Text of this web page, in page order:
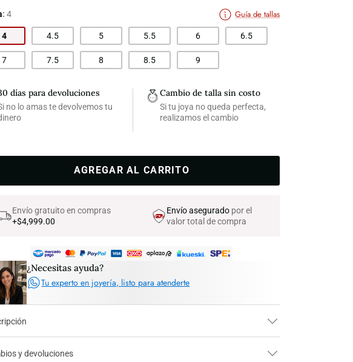
4 Guía de tallas
4 4.5 5 5.5 6 6.5
7 7.5 8 8.5 9
días para devoluciones
no lo amas te devolvemos tu
Cambio de talla sin costo
Si tu joya no queda perfecta,
realizamos el cambio
AGREGAR AL CARRITO
Envío gratuito en compras
+$4,999.00
Envío asegurado por el
valor total de compra
¿Necesitas ayuda?
Tu experto en joyería, listo para atenderte
y devoluciones